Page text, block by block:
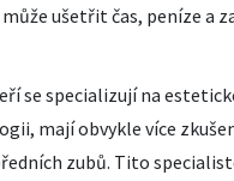
může ušetřit čas, peníze a
se specializují na
mají obvykle více
zubů. Tito